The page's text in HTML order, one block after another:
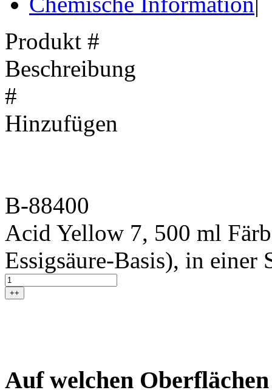
Produkt #
Beschreibung
#
Hinzufügen
B-88400
Acid Yellow 7, 500 ml
Essigsäure-Basis), in einer
++
Auf welchen